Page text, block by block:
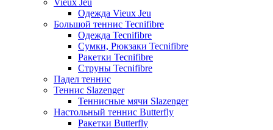
Vieux Jeu
Одежда Vieux Jeu
Большой теннис Tecnifibre
Одежда Tecnifibre
Сумки, Рюкзаки Tecnifibre
Ракетки Tecnifibre
Струны Tecnifibre
Падел теннис
Теннис Slazenger
Теннисные мячи Slazenger
Настольный теннис Butterfly
Ракетки Butterfly